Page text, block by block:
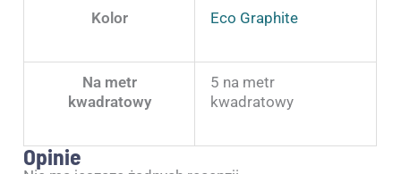
Kolor Eco Graphite
Na metr
kwadratowy
5 na metr
kwadratowy
Opinie